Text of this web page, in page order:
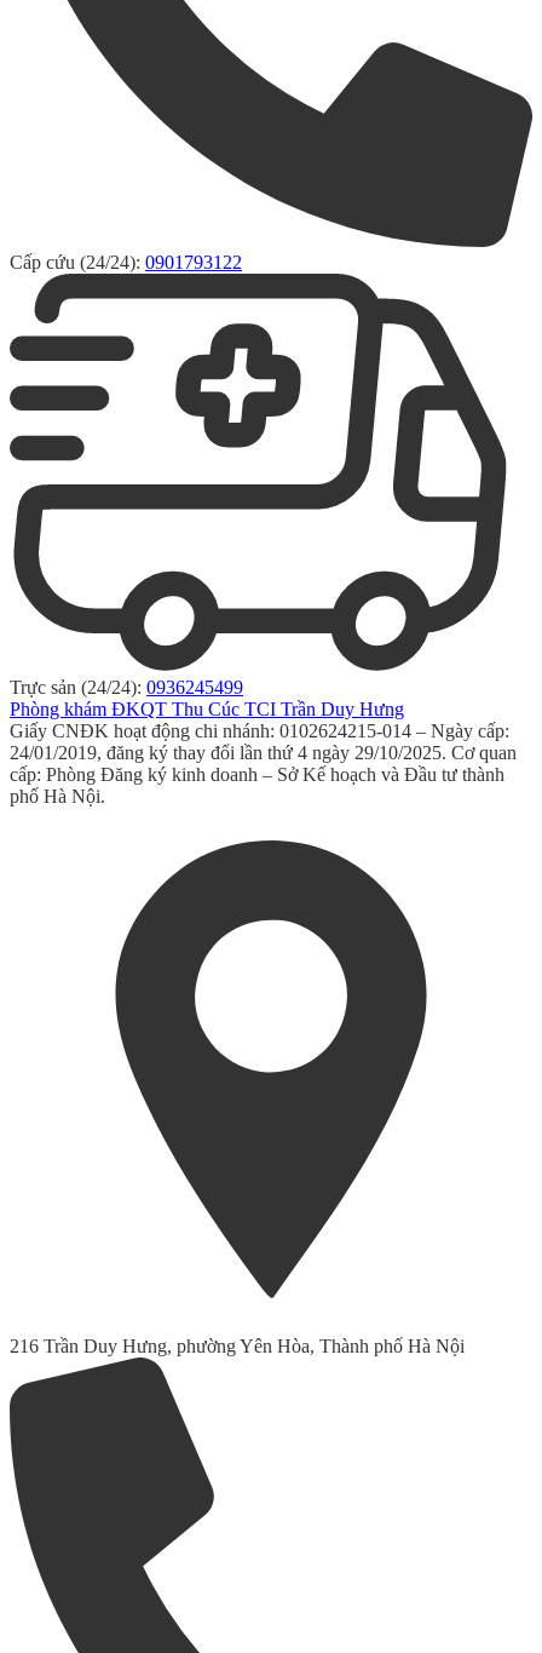
Cấp cứu (24/24): 0901793122
Trực sản (24/24): 0936245499
Phòng khám ĐKQT Thu Cúc TCI Trần Duy Hưng
Giấy CNĐK hoạt động chi nhánh: 0102624215-014 – Ngày cấp:
24/01/2019, đăng ký thay đổi lần thứ 4 ngày 29/10/2025. Cơ quan
cấp: Phòng Đăng ký kinh doanh – Sở Kế hoạch và Đầu tư thành
phố Hà Nội.
216 Trần Duy Hưng, phường Yên Hòa, Thành phố Hà Nội